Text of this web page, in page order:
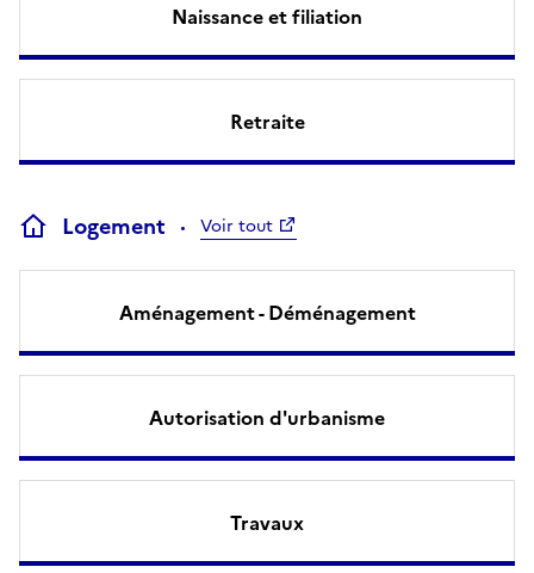
Naissance et filiation
Retraite
Logement Voir tout
Aménagement - Déménagement
Autorisation d'urbanisme
Travaux